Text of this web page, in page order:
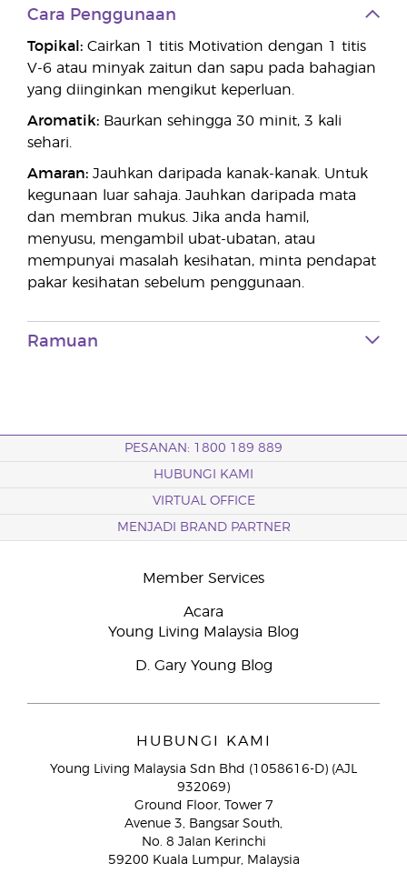
Cara Penggunaan
Topikal: Cairkan 1 titis Motivation dengan 1 titis
V-6 atau minyak zaitun dan sapu pada bahagian
yang diinginkan mengikut keperluan.
Aromatik: Baurkan sehingga 30 minit, 3 kali
sehari.
Amaran: Jauhkan daripada kanak-kanak. Untuk
kegunaan luar sahaja. Jauhkan daripada mata
dan membran mukus. Jika anda hamil,
menyusu, mengambil ubat-ubatan, atau
mempunyai masalah kesihatan, minta pendapat
pakar kesihatan sebelum penggunaan.
Ramuan
PESANAN: 1800 189 889
HUBUNGI KAMI
VIRTUAL OFFICE
MENJADI BRAND PARTNER
Member Services
Acara
Young Living Malaysia Blog
D. Gary Young Blog
HUBUNGI KAMI
Young Living Malaysia Sdn Bhd (1058616-D) (AJL
932069)
Ground Floor, Tower 7
Avenue 3, Bangsar South,
No. 8 Jalan Kerinchi
59200 Kuala Lumpur, Malaysia